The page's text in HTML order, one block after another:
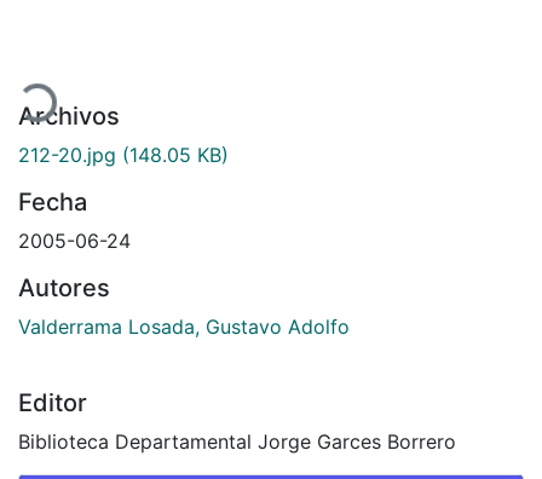
Cargando...
Archivos
212-20.jpg (148.05 KB)
Fecha
2005-06-24
Autores
Valderrama Losada, Gustavo Adolfo
Editor
Biblioteca Departamental Jorge Garces Borrero